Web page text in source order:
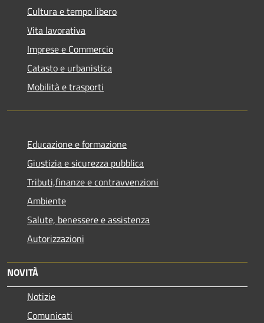
Cultura e tempo libero
Vita lavorativa
Imprese e Commercio
Catasto e urbanistica
Mobilità e trasporti
Educazione e formazione
Giustizia e sicurezza pubblica
Tributi,finanze e contravvenzioni
Ambiente
Salute, benessere e assistenza
Autorizzazioni
NOVITÀ
Notizie
Comunicati